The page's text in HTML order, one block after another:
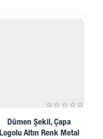
Dümen Şekil, Çapa
Logolu Altın Renk Metal